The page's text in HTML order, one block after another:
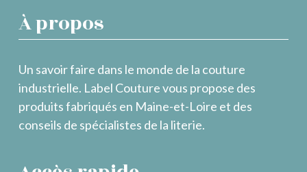
À propos
Un savoir faire dans le monde de la couture
industrielle. Label Couture vous propose des
produits fabriqués en Maine-et-Loire et des
conseils de spécialistes de la literie.